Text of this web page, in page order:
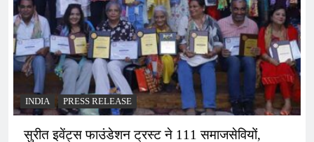
INDIA PRESS RELEASE
सुरीत इवेंट्स फाउंडेशन ट्रस्ट ने 111 समाजसेवियों,